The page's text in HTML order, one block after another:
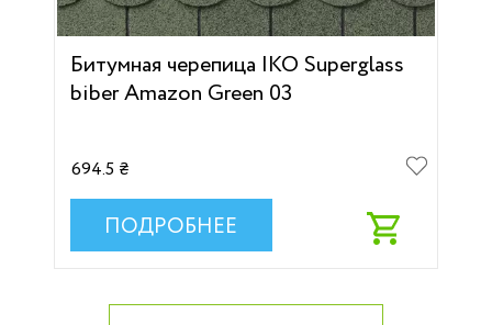
Битумная черепица IKO Superglass
biber Amazon Green 03
694.5 ₴
ПОДРОБНЕЕ